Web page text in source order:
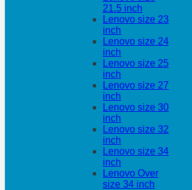
21.5 inch
Lenovo size 23
inch
Lenovo size 24
inch
Lenovo size 25
inch
Lenovo size 27
inch
Lenovo size 30
inch
Lenovo size 32
inch
Lenovo size 34
inch
Lenovo Over
size 34 inch